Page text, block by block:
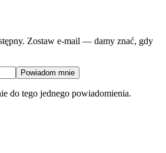
Zostaw e-mail — damy znać, gdy
Powiadom mnie
do tego jednego powiadomienia.